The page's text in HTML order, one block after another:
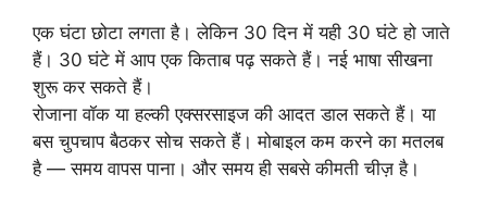
एक घंटा छोटा लगता है। लेकिन 30 दिन में यही 30 घंटे हो जाते
हैं। 30 घंटे में आप एक किताब पढ़ सकते हैं। नई भाषा सीखना
शुरू कर सकते हैं।
रोजाना वॉक या हल्की एक्सरसाइज की आदत डाल सकते हैं। या
बस चुपचाप बैठकर सोच सकते हैं। मोबाइल कम करने का मतलब
है — समय वापस पाना। और समय ही सबसे कीमती चीज़ है।